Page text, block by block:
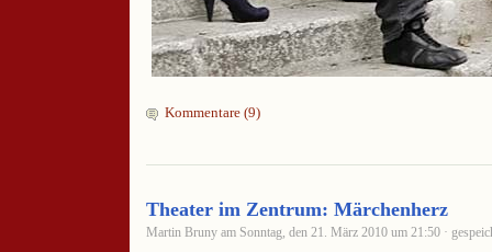
Kommentare (9)
Theater im Zentrum: Märchenherz
Martin Bruny am Sonntag, den 21. März 2010 um 21:50 ·